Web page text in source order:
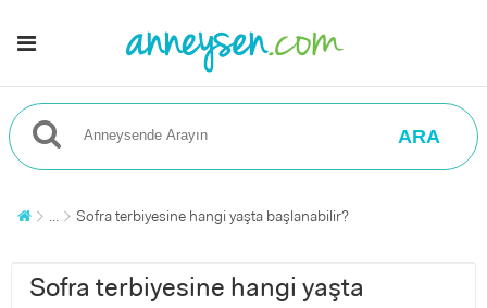
ARA
... Sofra terbiyesine hangi yaşta başlanabilir?
Sofra terbiyesine hangi yaşta